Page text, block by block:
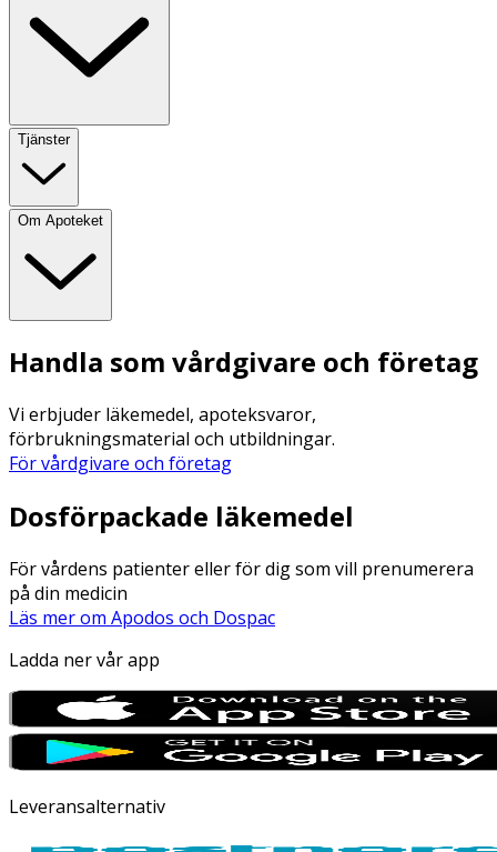
Tjänster
Om Apoteket
Handla som vårdgivare och företag
Vi erbjuder läkemedel, apoteksvaror,
förbrukningsmaterial och utbildningar.
För vårdgivare och företag
Dosförpackade läkemedel
För vårdens patienter eller för dig som vill prenumerera
på din medicin
Läs mer om Apodos och Dospac
Ladda ner vår app
Leveransalternativ